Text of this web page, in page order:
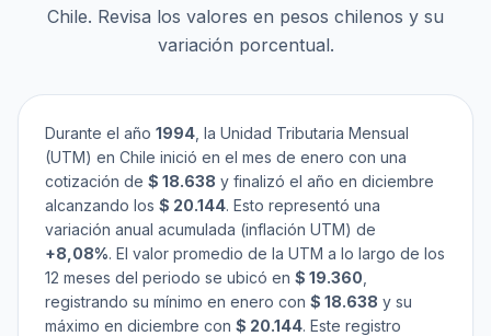
Chile. Revisa los valores en pesos chilenos y su
variación porcentual.
Durante el año 1994 , la Unidad Tributaria Mensual
(UTM) en Chile inició en el mes de enero con una
cotización de $ 18.638 y finalizó el año en diciembre
alcanzando los $ 20.144. Esto representó una
variación anual acumulada (inflación UTM) de
+8,08%. El valor promedio de la UTM a lo largo de los
12 meses del periodo se ubicó en $ 19.360
registrando su mínimo en enero con $ 18.638 y su
máximo en diciembre con $ 20.144. Este registro